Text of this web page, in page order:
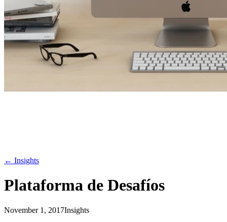
← Insights
Plataforma de Desafíos
November 1, 2017Insights